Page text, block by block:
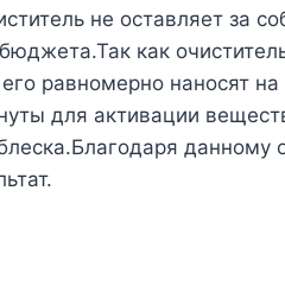
не оставляет за
как
равномерно наносят
для активации